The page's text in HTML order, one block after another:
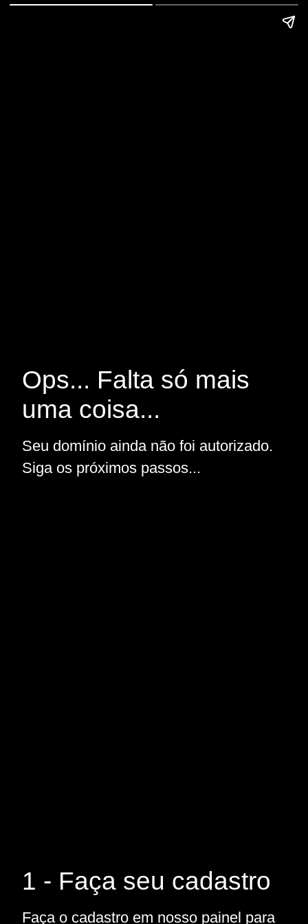
Ops... Falta só mais
uma coisa...
Seu domínio ainda não foi autorizado.
Siga os próximos passos...
1 - Faça seu cadastro
Faça o cadastro em nosso painel para